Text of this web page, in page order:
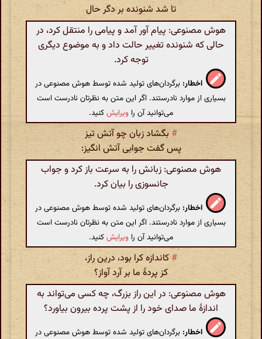
تا شد شنونده بر دگر حال
هوش مصنوعی: پیام آور آمد و پیامی را منتقل کرد، در
حالی که شنونده تغییر حالت داد و به موضوع دیگری
توجه کرد.
اخطار: برگردان‌های تولید شده توسط هوش مصنوعی در
بسیاری از موارد نادرستند. اگر این متن به نظرتان نادرست است
می‌توانید آن را ویرایشکنید.
#بگشاد زبان چو آتش تیز
پس گفت جوابی آتش انگیز:
هوش مصنوعی: زبانش را به سرعت باز کرد و جواب
جانسوزی را بیان کرد.
اخطار: برگردان‌های تولید شده توسط هوش مصنوعی در
بسیاری از موارد نادرستند. اگر این متن به نظرتان نادرست است
می‌توانید آن را ویرایشکنید.
# کاندازه کرا بود، درین راز،
کز پردهٔ ما بر آرد آواز؟
هوش مصنوعی: در این راز بزرگ، چه کسی می‌تواند به
اندازهٔ ما صدای خود را از پشت پرده بیرون بیاورد؟
اخطار: برگردان‌های تولید شده توسط هوش مصنوعی در